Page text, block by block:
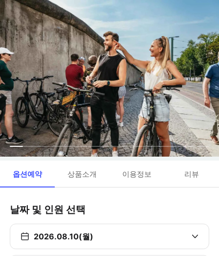
옵션예약 상품소개 이용정보 리뷰
날짜 및 인원 선택
2026.08.10(월)